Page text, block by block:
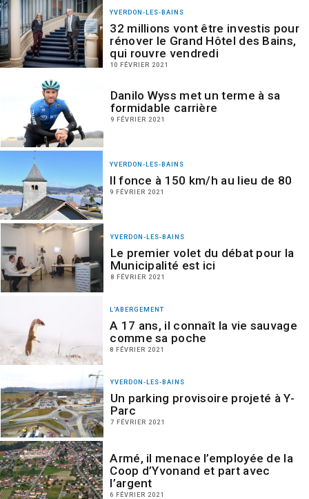
YVERDON-LES-BAINS
32 millions vont être investis pour
rénover le Grand Hôtel des Bains,
qui rouvre vendredi
10 FÉVRIER 2021
Danilo Wyss met un terme à sa
formidable carrière
9 FÉVRIER 2021
YVERDON-LES-BAINS
Il fonce à 150 km/h au lieu de 80
9 FÉVRIER 2021
YVERDON-LES-BAINS
Le premier volet du débat pour la
Municipalité est ici
8 FÉVRIER 2021
L'ABERGEMENT
A 17 ans, il connaît la vie sauvage
comme sa poche
8 FÉVRIER 2021
YVERDON-LES-BAINS
Un parking provisoire projeté à Y-
Parc
7 FÉVRIER 2021
Armé, il menace l’employée de la
Coop d’Yvonand et part avec
l’argent
6 FÉVRIER 2021